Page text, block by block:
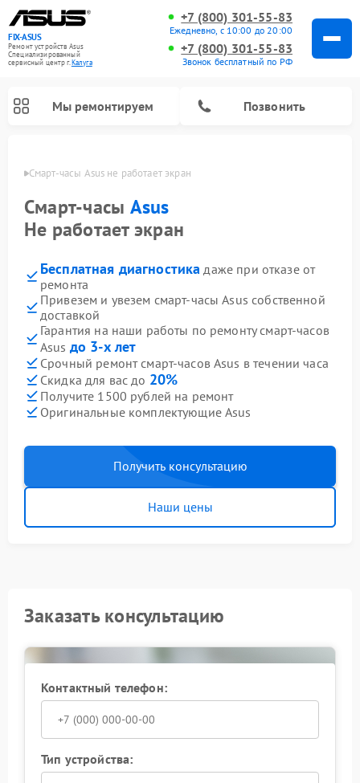
FIX-ASUS
Ремонт устройств Asus
Специализированный
cервисный центр г.Калуга
+7 (800) 301-55-83
Ежедневно, с 10:00 до 20:00
+7 (800) 301-55-83
Звонок бесплатный по РФ
Мы ремонтируем Позвонить
Смарт-часы Asus не работает экран
Смарт-часы Asus
Не работает экран
Бесплатная диагностика даже при отказе от
ремонта
Привезем и увезем смарт-часы Asus собственной
доставкой
Гарантия на наши работы по ремонту смарт-часов
Asus до 3-х лет
Срочный ремонт смарт-часов Asus в течении часа
Скидка для вас до 20%
Получите 1500 рублей на ремонт
Оригинальные комплектующие Asus
Получить консультацию
Наши цены
Заказать консультацию
Контактный телефон:
Тип устройства: